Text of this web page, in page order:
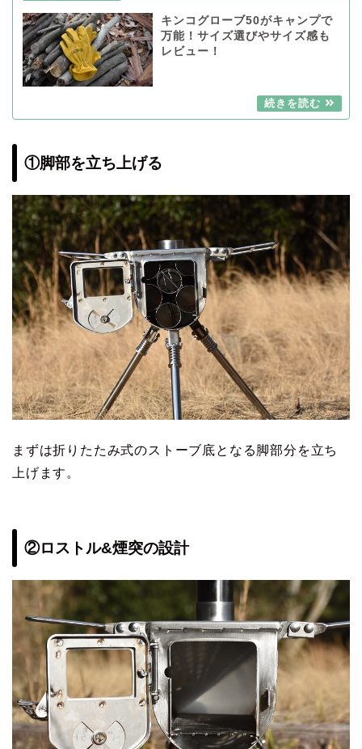
キンコグローブ50がキャンプで
万能！サイズ選びやサイズ感も
レビュー！
①脚部を立ち上げる
まずは折りたたみ式のストーブ底となる脚部分を立ち
上げます。
②ロストル&煙突の設計